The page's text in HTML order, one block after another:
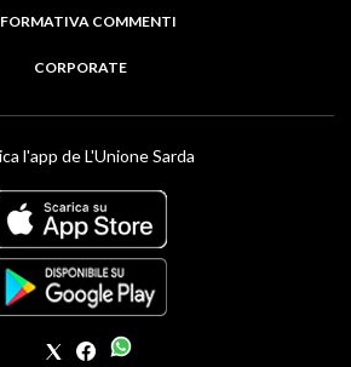
COMMENTI
CORPORATE
l'app de L'Unione Sarda